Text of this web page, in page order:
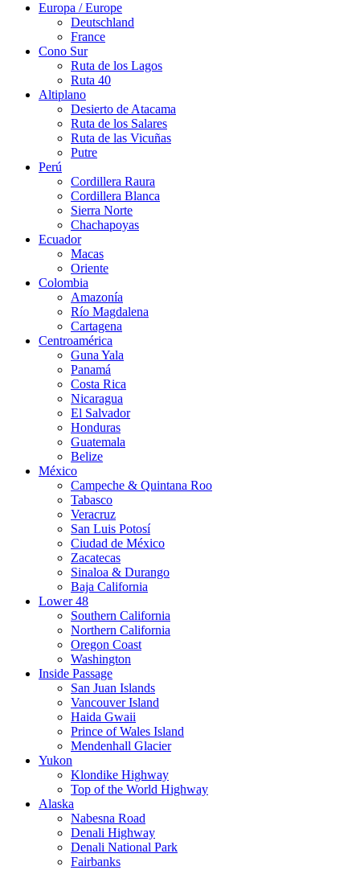
Europa / Europe
Deutschland
France
Cono Sur
Ruta de los Lagos
Ruta 40
Altiplano
Desierto de Atacama
Ruta de los Salares
Ruta de las Vicuñas
Putre
Perú
Cordillera Raura
Cordillera Blanca
Sierra Norte
Chachapoyas
Ecuador
Macas
Oriente
Colombia
Amazonía
Río Magdalena
Cartagena
Centroamérica
Guna Yala
Panamá
Costa Rica
Nicaragua
El Salvador
Honduras
Guatemala
Belize
México
Campeche & Quintana Roo
Tabasco
Veracruz
San Luis Potosí
Ciudad de México
Zacatecas
Sinaloa & Durango
Baja California
Lower 48
Southern California
Northern California
Oregon Coast
Washington
Inside Passage
San Juan Islands
Vancouver Island
Haida Gwaii
Prince of Wales Island
Mendenhall Glacier
Yukon
Klondike Highway
Top of the World Highway
Alaska
Nabesna Road
Denali Highway
Denali National Park
Fairbanks